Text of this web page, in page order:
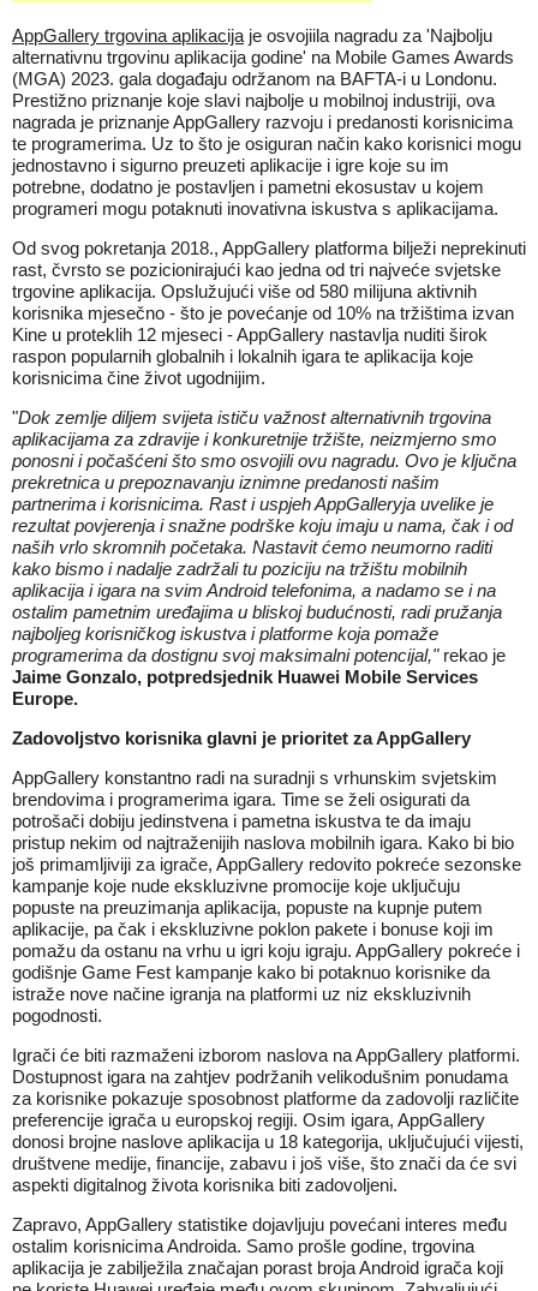
AppGallery trgovina aplikacija je osvojiila nagradu za 'Najbolju
alternativnu trgovinu aplikacija godine' na Mobile Games Awards
(MGA) 2023. gala događaju održanom na BAFTA-i u Londonu.
Prestižno priznanje koje slavi najbolje u mobilnoj industriji, ova
nagrada je priznanje AppGallery razvoju i predanosti korisnicima
te programerima. Uz to što je osiguran način kako korisnici mogu
jednostavno i sigurno preuzeti aplikacije i igre koje su im
potrebne, dodatno je postavljen i pametni ekosustav u kojem
programeri mogu potaknuti inovativna iskustva s aplikacijama.
Od svog pokretanja 2018., AppGallery platforma bilježi neprekinuti
rast, čvrsto se pozicionirajući kao jedna od tri najveće svjetske
trgovine aplikacija. Opslužujući više od 580 milijuna aktivnih
korisnika mjesečno - što je povećanje od 10% na tržištima izvan
Kine u proteklih 12 mjeseci - AppGallery nastavlja nuditi širok
raspon popularnih globalnih i lokalnih igara te aplikacija koje
korisnicima čine život ugodnijim.
"Dok zemlje diljem svijeta ističu važnost alternativnih trgovina
aplikacijama za zdravije i konkuretnije tržište, neizmjerno smo
ponosni i počašćeni što smo osvojili ovu nagradu. Ovo je ključna
prekretnica u prepoznavanju iznimne predanosti našim
partnerima i korisnicima. Rast i uspjeh AppGalleryja uvelike je
rezultat povjerenja i snažne podrške koju imaju u nama, čak i od
naših vrlo skromnih početaka. Nastavit ćemo neumorno raditi
kako bismo i nadalje zadržali tu poziciju na tržištu mobilnih
aplikacija i igara na svim Android telefonima, a nadamo se i na
ostalim pametnim uređajima u bliskoj budućnosti, radi pružanja
najboljeg korisničkog iskustva i platforme koja pomaže
programerima da dostignu svoj maksimalni potencijal,"rekao je
Jaime Gonzalo, potpredsjednik Huawei Mobile Services
Europe.
Zadovoljstvo korisnika glavni je prioritet za AppGallery
AppGallery konstantno radi na suradnji s vrhunskim svjetskim
brendovima i programerima igara. Time se želi osigurati da
potrošači dobiju jedinstvena i pametna iskustva te da imaju
pristup nekim od najtraženijih naslova mobilnih igara. Kako bi bio
još primamljiviji za igrače, AppGallery redovito pokreće sezonske
kampanje koje nude ekskluzivne promocije koje uključuju
popuste na preuzimanja aplikacija, popuste na kupnje putem
aplikacije, pa čak i ekskluzivne poklon pakete i bonuse koji im
pomažu da ostanu na vrhu u igri koju igraju. AppGallery pokreće i
godišnje Game Fest kampanje kako bi potaknuo korisnike da
istraže nove načine igranja na platformi uz niz ekskluzivnih
pogodnosti.
Igrači će biti razmaženi izborom naslova na AppGallery platformi.
Dostupnost igara na zahtjev podržanih velikodušnim ponudama
za korisnike pokazuje sposobnost platforme da zadovolji različite
preferencije igrača u europskoj regiji. Osim igara, AppGallery
donosi brojne naslove aplikacija u 18 kategorija, uključujući vijesti,
društvene medije, financije, zabavu i još više, što znači da će svi
aspekti digitalnog života korisnika biti zadovoljeni.
Zapravo, AppGallery statistike dojavljuju povećani interes među
ostalim korisnicima Androida. Samo prošle godine, trgovina
aplikacija je zabilježila značajan porast broja Android igrača koji